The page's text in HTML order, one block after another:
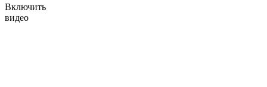
Включить
видео